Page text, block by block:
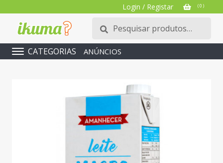
Login / Registar ( 0 )
Pesquisar
por:
Pesquisa
CATEGORIAS ANÚNCIOS